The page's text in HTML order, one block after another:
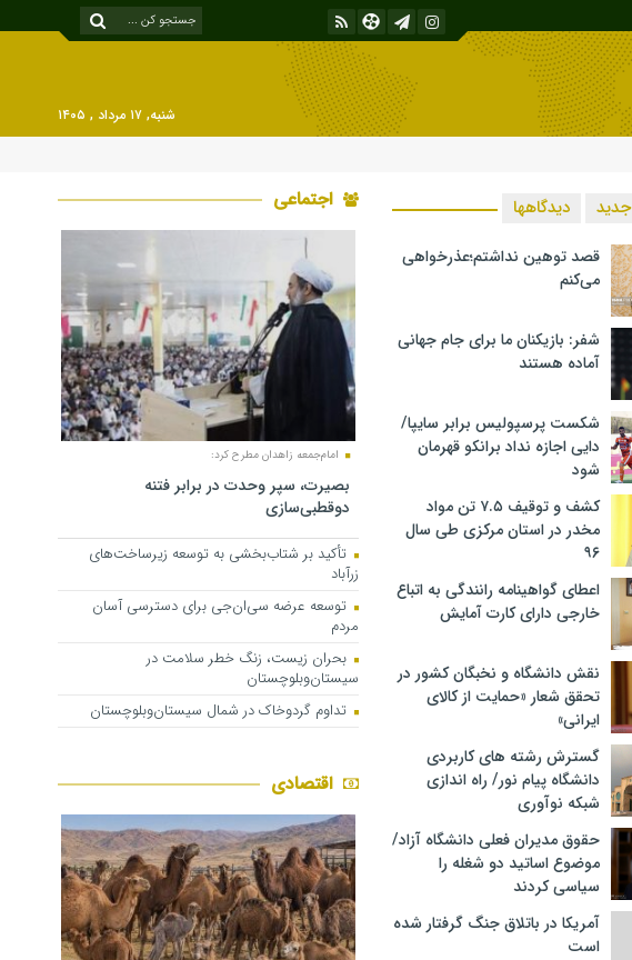
شنبه, ۱۷ مرداد , ۱۴۰۵
جدید دیدگاهها
قصد توهین نداشتم؛عذرخواهی
می‌کنم
شفر: بازیکنان ما برای جام جهانی
آماده هستند
شکست پرسپولیس برابر سایپا/
دایی اجازه نداد برانکو قهرمان
شود
کشف و توقیف ۷.۵ تن مواد
مخدر در استان مرکزی طی سال
۹۶
اعطای گواهینامه رانندگی به اتباع
خارجی دارای کارت آمایش
نقش دانشگاه و نخبگان کشور در
تحقق شعار «حمایت از کالای
ایرانی»
گسترش رشته های کاربردی
دانشگاه پیام نور/ راه اندازی
شبکه نوآوری
حقوق مدیران فعلی دانشگاه آزاد/
موضوع اساتید دو شغله را
سیاسی کردند
آمریکا در باتلاق جنگ گرفتار شده
است
اجتماعی
امام‌جمعه زاهدان مطرح کرد:
بصیرت، سپر وحدت در برابر فتنه
دوقطبی‌سازی
تأکید بر شتاب‌بخشی به توسعه زیرساخت‌های
زرآباد
توسعه عرضه سی‌ان‌جی برای دسترسی آسان
مردم
بحران زیست، زنگ خطر سلامت در
سیستان‌وبلوچستان
تداوم گردوخاک در شمال سیستان‌وبلوچستان
اقتصادی